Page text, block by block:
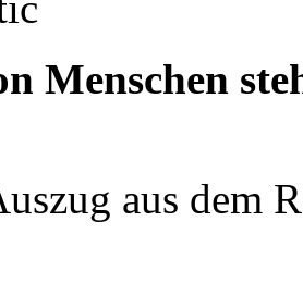
Menschen
aus dem